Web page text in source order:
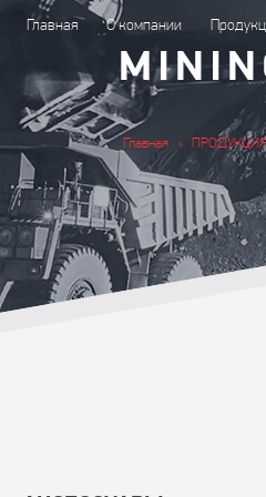
Главная О компании
Главная » ПРОДУКЦИЯ